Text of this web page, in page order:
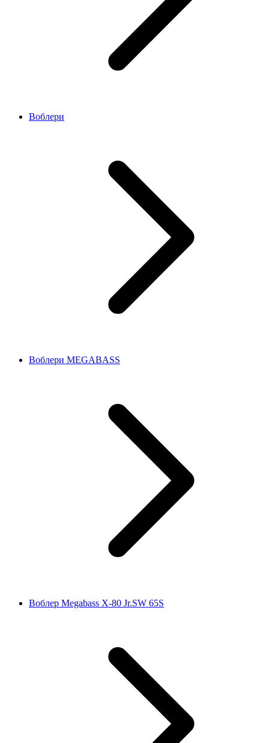
Воблери
Воблери MEGABASS
Воблер Megabass X-80 Jr.SW 65S